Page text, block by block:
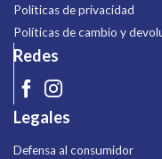
Políticas de privacidad
Políticas de cambio y
Redes
Legales
Defensa al consumidor